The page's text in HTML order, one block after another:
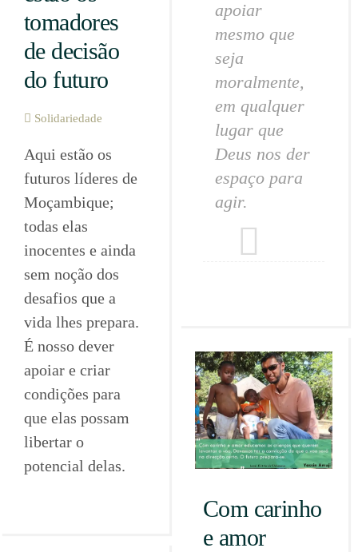
apoiar
mesmo que
seja
moralmente,
em qualquer
lugar que
Deus nos der
espaço para
agir.
tomadores
de decisão
do futuro
Solidariedade
Aqui estão os
futuros líderes de
Moçambique;
todas elas
inocentes e ainda
sem noção dos
desafios que a
vida lhes prepara.
É nosso dever
apoiar e criar
condições para
que elas possam
libertar o
potencial delas.
Com carinho
e amor